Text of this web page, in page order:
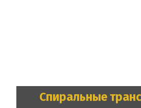
Спиральные